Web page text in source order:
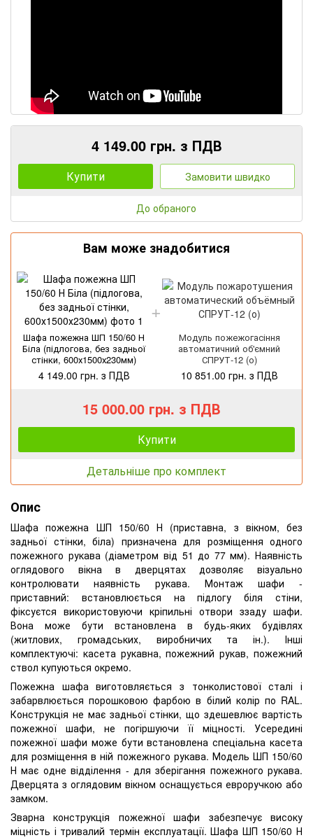
4 149.00 грн. з ПДВ
Купити Замовити швидко
До обраного
Вам може знадобитися
Шафа пожежна ШП 150/60 Н
Біла (підлогова, без задньої
стінки, 600х1500х230мм)
4 149.00 грн. з ПДВ
Модуль пожежогасіння
автоматичний об'ємний
СПРУТ-12 (о)
10 851.00 грн. з ПДВ
15 000.00 грн. з ПДВ
Купити
Детальніше про комплект
Опис
Шафа пожежна ШП 150/60 Н (приставна, з вікном, без
задньої стінки, біла) призначена для розміщення одного
пожежного рукава (діаметром від 51 до 77 мм). Наявність
оглядового вікна в дверцятах дозволяє візуально
контролювати наявність рукава. Монтаж шафи -
приставний: встановлюється на підлогу біля стіни,
фіксуєтся використовуючи кріпильні отвори ззаду шафи.
Вона може бути встановлена в будь-яких будівлях
(житлових, громадських, виробничих та ін.). Інші
комплектуючі: касета рукавна, пожежний рукав, пожежний
ствол купуються окремо.
Пожежна шафа виготовляється з тонколистової сталі і
забарвлюється порошковою фарбою в білий колір по RAL.
Конструкція не має задньої стінки, що здешевлює вартість
пожежної шафи, не погіршуючи її міцності. Усередині
пожежної шафи може бути встановлена ​​спеціальна касета
для розміщення в ній пожежного рукава. Модель ШП 150/60
Н має одне відділення - для зберігання пожежного рукава.
Дверцята з оглядовим вікном оснащується евроручкою або
замком.
Зварна конструкція пожежної шафи забезпечує високу
міцність і тривалий термін експлуатації. Шафа ШП 150/60 Н